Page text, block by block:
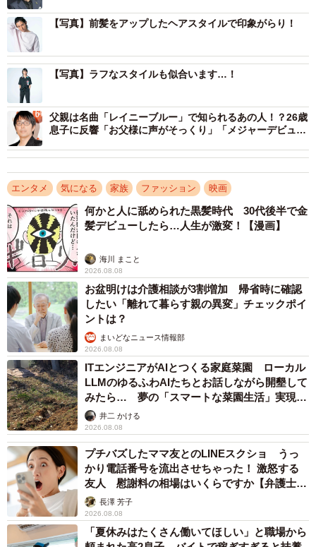
【写真】前髪をアップしたヘアスタイルで印象がらり！
【写真】ラフなスタイルも似合います…！
父親は名曲「レイニーブルー」で知られるあの人！？26歳
息子に反響「お父様に声がそっくり」「メジャーデビュー
エンタメ 気になる 家族 ファッション 映画
何かと人に舐められた黒髪時代 30代後半で金
髪デビューしたら…人生が激変！【漫画】
海川 まこと
2026.08.08
お盆明けは介護相談が3割増加 帰省時に確認
したい「離れて暮らす親の異変」チェックポイ
ントは？
まいどなニュース情報部
2026.08.08
ITエンジニアがAIとつくる家庭菜園 ローカル
LLMのゆるふわAIたちとお話しながら開墾して
みたら… 夢の「スマートな菜園生活」実現な
るか井二 かける
2026.08.08
プチバズしたママ友とのLINEスクショ うっ
かり電話番号を流出させちゃった！ 激怒する
友人 慰謝料の相場はいくらですか【弁護士が
解説】長澤 芳子
2026.08.08
「夏休みはたくさん働いてほしい」と職場から